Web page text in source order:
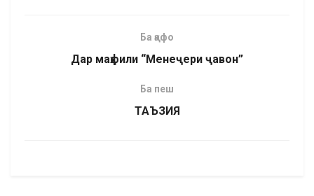
Ба қафо
Дар маҳфили “Менеҷери ҷавон”
Ба пеш
ТАЪЗИЯ